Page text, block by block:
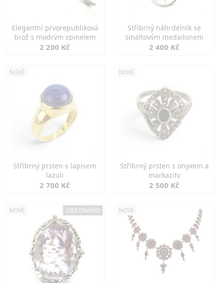
Elegantní prvorepubliková
brož s modrým spinelem
2 200 Kč
Stříbrný náhrdelník se
smaltovým medailonem
2 400 Kč
NOVÉ
Stříbrný prsten s lapisem
lazuli
2 700 Kč
NOVÉ
Stříbrný prsten s onyxem a
markazity
2 500 Kč
NOVÉ OBJEDNÁNO NOVÉ